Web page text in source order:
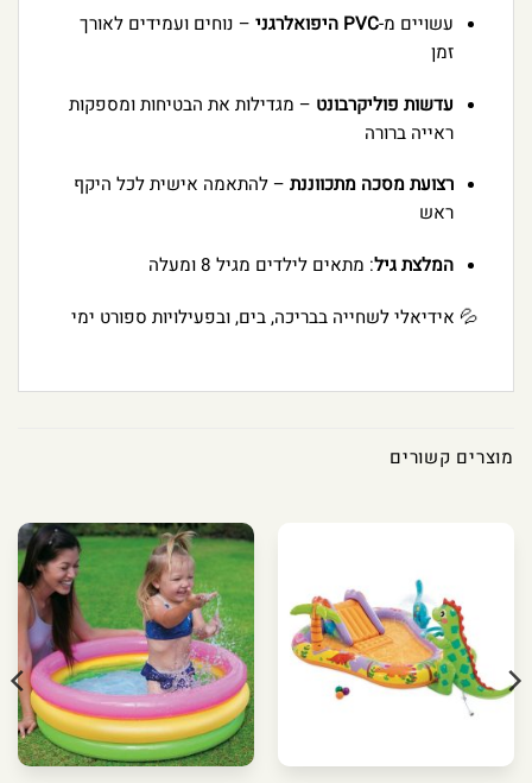
עשויים מ-PVC היפואלרגני
– נוחים ועמידים לאורך
זמן
עדשות פוליקרבונט – מגדילות את הבטיחות ומספקות
ראייה ברורה
רצועת מסכה מתכווננת– להתאמה אישית לכל היקף
ראש
המלצת גיל: מתאים לילדים מגיל 8 ומעלה
💦 אידיאלי לשחייה בבריכה, בים, ובפעילויות ספורט ימי
מוצרים קשורים